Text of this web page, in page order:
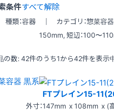
条件すべて解除
種類：容器 ｜ カテゴリ：惣菜容
150mm, 短辺：100〜
の数: 42件のうち1から42件を表示
容器 黒系
FTプレイン15-
外寸：147mm x 108mm x (